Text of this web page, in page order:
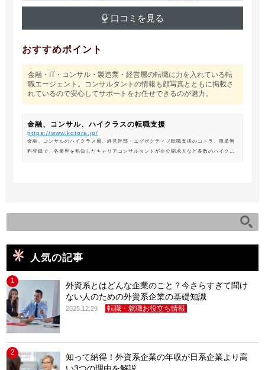
口コミを見る
おすすめポイント
金融・IT・コンサル・製造業・経営層の転職に力を入れている転
職エージェント。コンサルタントの情報も顔写真とともに掲載さ
れているので安心してサポートをお任せできるのが魅力。
金融、コンサル、ハイクラスの転職支援
https://www.kotora.jp/
金融、コンサルのハイクラス層、経営幹部・エグゼクティブ転職支援のコトラ。簡単無
料登録で、各業界を熟知したキャリアコンサルタントが非公開求人など多数のハイクラ
人気の記事
1
外資系とはどんな企業のこと？今さらすぎて聞け
ない人のための外資系企業の基礎知識
2025.12.29 転職・就職お役立ち情報
2
知って納得！外資系企業の年収が日系企業より高